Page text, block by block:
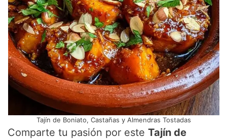
Tajín de Boniato, Castañas y Almendras Tostadas
Comparte tu pasión por esteTajín de